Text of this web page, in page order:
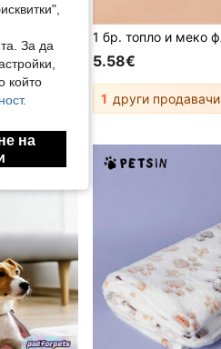
5.58€
1 други продавачи
За да
който
на